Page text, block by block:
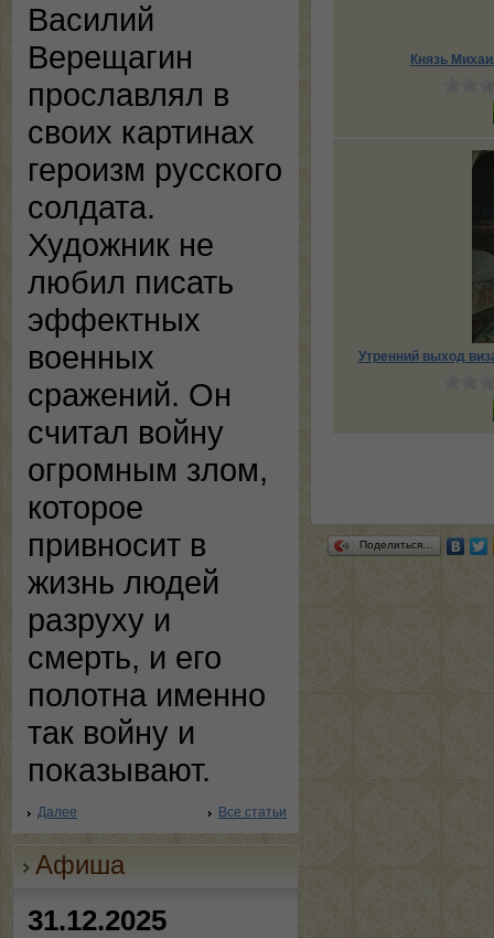
Василий
Верещагин
прославлял в
своих картинах
героизм русского
солдата.
Художник не
любил писать
эффектных
военных
сражений. Он
считал войну
огромным злом,
которое
привносит в
жизнь людей
разруху и
смерть, и его
полотна именно
так войну и
показывают.
Далее Все статьи
Афиша
31.12.2025
Князь
Утренний выход
Поделиться…